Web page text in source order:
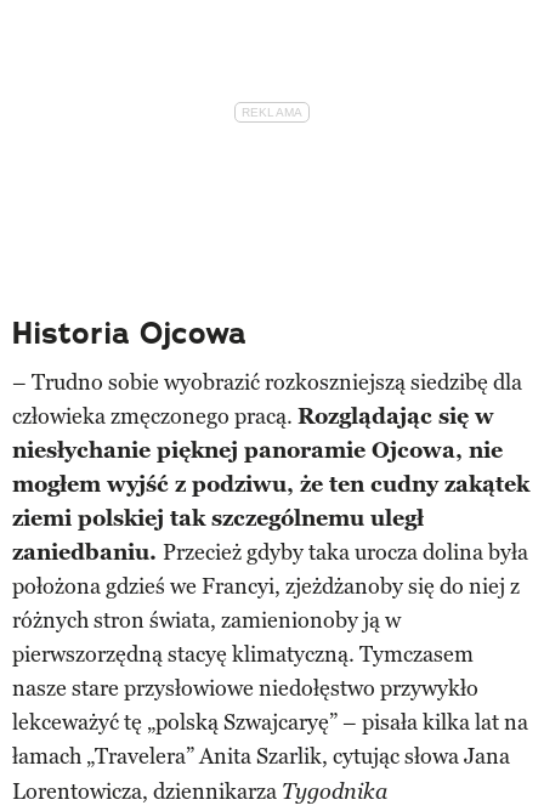
Historia Ojcowa
– Trudno sobie wyobrazić rozkoszniejszą siedzibę dla
człowieka zmęczonego pracą. Rozglądając się w
niesłychanie pięknej panoramie Ojcowa, nie
mogłem wyjść z podziwu, że ten cudny zakątek
ziemi polskiej tak szczególnemu uległ
zaniedbaniu. Przecież gdyby taka urocza dolina była
położona gdzieś we Francyi, zjeżdżanoby się do niej z
różnych stron świata, zamienionoby ją w
pierwszorzędną stacyę klimatyczną. Tymczasem
nasze stare przysłowiowe niedołęstwo przywykło
lekceważyć tę „polską Szwajcaryę” – pisała kilka lat na
łamach „Travelera”Anita Szarlik, cytując słowa Jana
Lorentowicza, dziennikarza Tygodnika